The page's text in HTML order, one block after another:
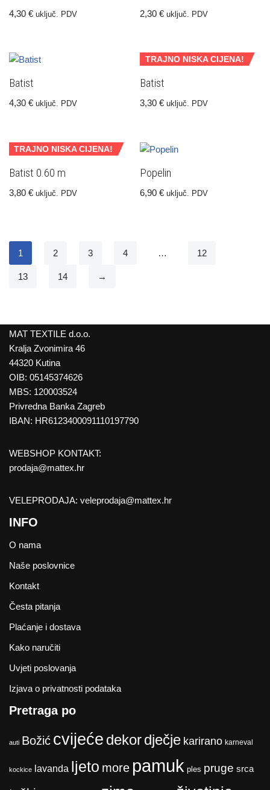
4,30 € uključ. PDV 2,30€ uključ. PDV
Batist
4,30 € uključ. PDV
TRAJNO NISKA CIJENA!
Batist
3,30€ uključ. PDV
TRAJNO NISKA CIJENA!
Batist 0.60 m
3,80 € uključ. PDV
Popelin
6,90€ uključ. PDV
1 2 3 4 … 12
13 14 →
MAT TEXTILE d.o.o.
Kralja Zvonimira 46
44320 Kutina
OIB: 05145374626
MBS: 120003524
Privredna Banka Zagreb
IBAN: HR6123400091110197790
WEBSHOP KONTAKT:
prodaja@mattex.hr
VELEPRODAJA: veleprodaja@mattex.hr
INFO
O nama
Naše poslovnice
Kontakt
Česta pitanja
Plaćanje i dostava
Kako naručiti
Uvjeti poslovanja
Izjava o privatnosti podataka
Pretraga po
auti Božić cvijeće dekordječje karirano karneval
kockice lavanda ljeto more pamuk ples pruge srca